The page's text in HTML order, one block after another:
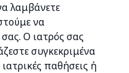
λαμβάνετε
να
Ο ιατρός σας
συγκεκριμένα
παθήσεις ή